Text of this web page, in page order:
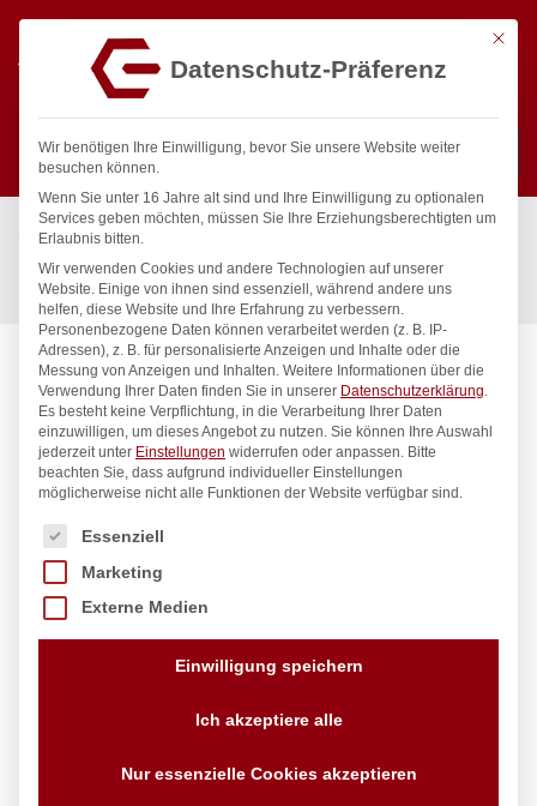
Suchen
Start / Gastronomiebedarf & Gastro Geräte für Profis
Präsentation
Besteck
Buttermesser – 12 Stk., HENDI, Profi Line, 12 Stk., (L)158mm
Mit
Datenschutz-Präferenz
Wir benötigen Ihre Einwilligung, bevor Sie unsere Website weiter
besuchen können.
Wenn Sie unter 16 Jahre alt sind und Ihre Einwilligung zu optionalen
Services geben möchten, müssen Sie Ihre Erziehungsberechtigten um
Erlaubnis bitten.
Wir verwenden Cookies und andere Technologien auf unserer
Website. Einige von ihnen sind essenziell, während andere uns
helfen, diese Website und Ihre Erfahrung zu verbessern.
Personenbezogene Daten können verarbeitet werden (z. B. IP-
Adressen), z. B. für personalisierte Anzeigen und Inhalte oder die
Messung von Anzeigen und Inhalten. Weitere Informationen über die
Verwendung Ihrer Daten finden Sie in unserer Datenschutzerklärung.
Es besteht keine Verpflichtung, in die Verarbeitung Ihrer Daten
einzuwilligen, um dieses Angebot zu nutzen. Sie können Ihre Auswahl
jederzeit unter Einstellungen widerrufen oder anpassen. Bitte
beachten Sie, dass aufgrund individueller Einstellungen
möglicherweise nicht alle Funktionen der Website verfügbar sind.
Es folgt eine Liste der Service-Gruppen, für die eine
Essenziell
Marketing
Externe Medien
Einwilligung speichern
Ich akzeptiere alle
Nur essenzielle Cookies akzeptieren